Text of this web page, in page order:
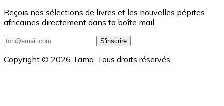
Reçois nos sélections de livres et les nouvelles pépites
africaines directement dans ta boîte mail.
S'inscrire
Copyright © 2026 Tama. Tous droits réservés.